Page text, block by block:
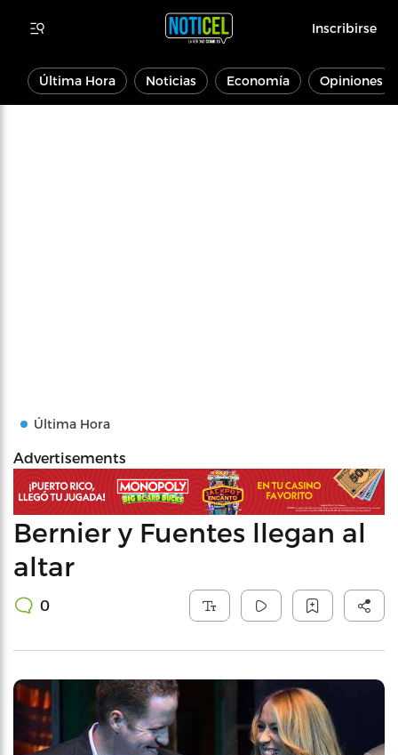
Inscribirse
Última Hora Noticias Economía Opiniones
Última Hora
Advertisements
Bernier y Fuentes llegan al
altar
0